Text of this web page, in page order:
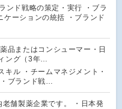
ンド戦略の策定・実行 ・ブラ
ケーションの統括 ・ブランド
品またはコンシューマー・日
ング（3年…
キル ・チームマネジメント・
ブランド戦…
舗製薬企業です。 ・日本発